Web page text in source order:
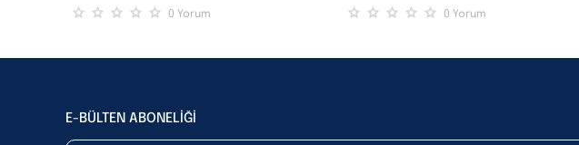
0 Yorum 0 Yorum
E-BÜLTEN ABONELİĞİ